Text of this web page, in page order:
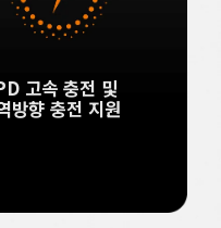
고속 충전 및
방향 충전 지원